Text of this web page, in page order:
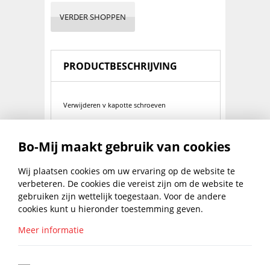
VERDER SHOPPEN
PRODUCTBESCHRIJVING
Verwijderen v kapotte schroeven
Spec 1:Grabit gehard stalen bits
Spec 2:Verwijderen v kapotte schroeven
Bo-Mij maakt gebruik van cookies
Wij plaatsen cookies om uw ervaring op de website te
verbeteren. De cookies die vereist zijn om de website te
gebruiken zijn wettelijk toegestaan. Voor de andere
cookies kunt u hieronder toestemming geven.
Meer informatie